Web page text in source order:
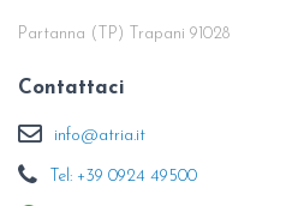
Partanna (TP) Trapani 91028
Contattaci
info@atria.it
Tel: +39 0924 49500